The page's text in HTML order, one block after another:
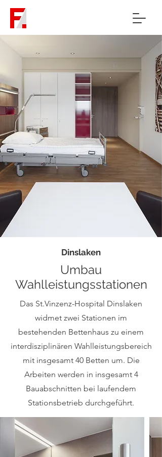
Dinslaken
Umbau
Wahlleistungsstationen
Das St.Vinzenz-Hospital Dinslaken
widmet zwei Stationen im
bestehenden Bettenhaus zu einem
interdisziplinären Wahlleistungsbereich
mit insgesamt 40 Betten um. Die
Arbeiten werden in insgesamt 4
Bauabschnitten bei laufendem
Stationsbetrieb durchgeführt.